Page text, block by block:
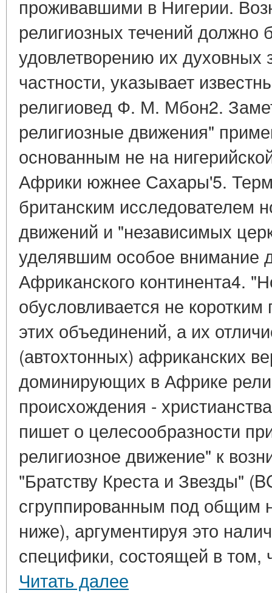
проживавшими в Нигерии.
религиозных течений должно
удовлетворению их духовных
частности, указывает
религиовед Ф. М. Мбон2.
религиозные движения"
основанным не на
Африки южнее Сахары'5.
британским исследователем
движений и "независимых
уделявшим особое внимание
Африканского континента4.
обусловливается не
этих объединений, а их
(автохтонных) африканских
доминирующих в Африке
происхождения -
пишет о целесообразности
религиозное движение" к
"Братству Креста и Звезды"
сгруппированным под общим
ниже), аргументируя это
специфики, состоящей в том,
Читать далее